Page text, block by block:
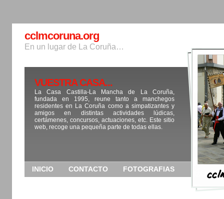
cclmcoruna.org
En un lugar de La Coruña…
VUESTRA CASA...
La Casa Castilla-La Mancha de La Coruña,
fundada en 1995, reune tanto a manchegos
residentes en La Coruña como a simpatizantes y
amigos en distintas actividades lúdicas,
certámenes, concursos, actuaciones, etc. Este sitio
web, recoge una pequeña parte de todas ellas.
INICIO CONTACTO FOTOGRAFIAS